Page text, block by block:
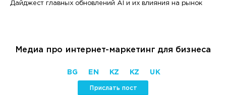
Дайджест главных обновлений AI и их влияния на рынок
Медиа про интернет-маркетинг для бизнеса
BG EN KZ KZ UK
Прислать пост